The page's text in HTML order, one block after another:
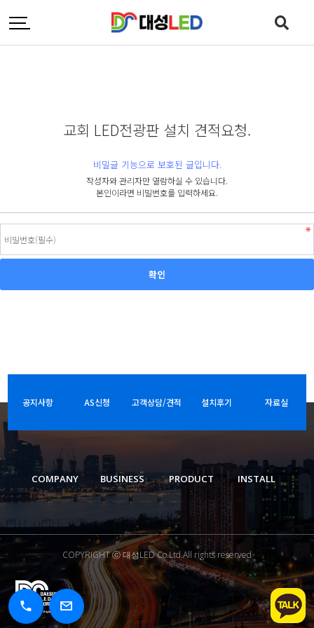
교회 LED전광판 설치 견적요청.
비밀글 기능으로 보호된 글입니다.
작성자와 관리자만 열람하실 수 있습니다.
본인이라면 비밀번호를 입력하세요.
공지사항 AS신청 고객상담/견적 설치후기 자료실
COMPANY BUSINESS PRODUCT INSTALL
COPYRIGHT ⓒ 대성LED Co.Ltd.All rights reserved